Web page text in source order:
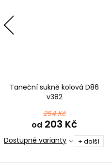
Taneční sukně kolová D86
v382
254 Kč
od 203 Kč
Dostupné varianty + další